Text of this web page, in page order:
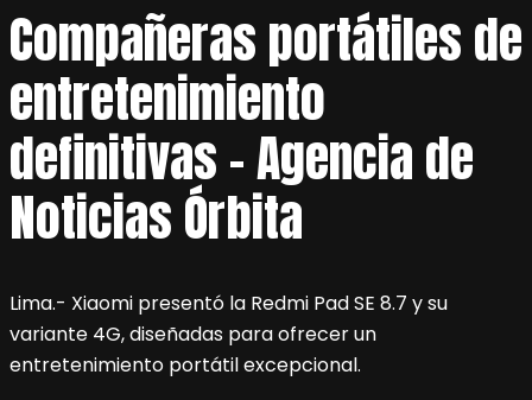
Compañeras portátiles de
entretenimiento
definitivas – Agencia de
Noticias Órbita
Lima.- Xiaomi presentó la Redmi Pad SE 8.7 y su
variante 4G, diseñadas para ofrecer un
entretenimiento portátil excepcional.